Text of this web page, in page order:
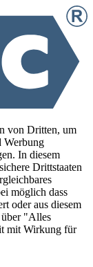
von Dritten, um
Werbung
In diesem
Drittstaaten
möglich dass
oder aus diesem
über "Alles
mit Wirkung für